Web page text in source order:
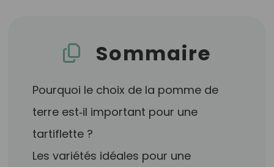
Sommaire
Pourquoi le choix de la pomme de
terre est‑il important pour une
tartiflette ?
Les variétés idéales pour une